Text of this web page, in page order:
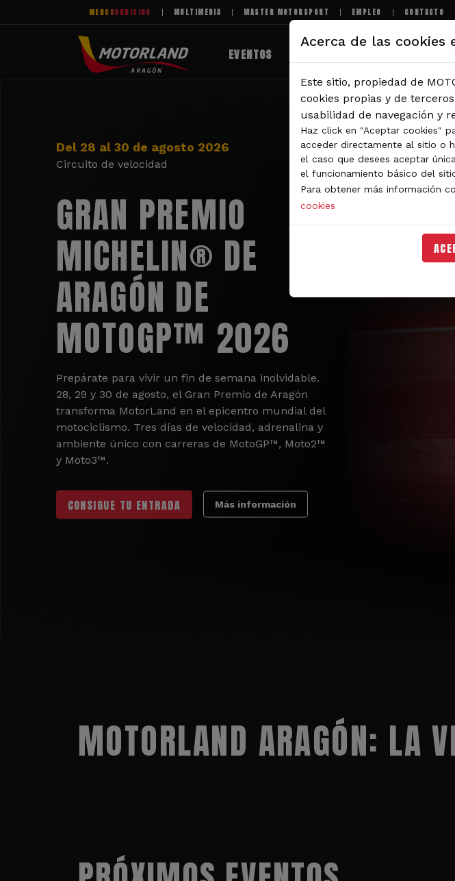
Pasar al contenido principal
MERCHANDISING MULTIMEDIA MASTER MOTORSPORT EMPLEO CONTACTO
EVENTOS
Del 28 al 30 de agosto 2026
Circuito de velocidad
GRAN PREMIO
MICHELIN® DE
ARAGÓN DE
MOTOGP™ 2026
Prepárate para vivir un fin de semana inolvidable.
28, 29 y 30 de agosto, el Gran Premio de Aragón
transforma MotorLand en el epicentro mundial del
motociclismo. Tres días de velocidad, adrenalina y
ambiente único con carreras de MotoGP™, Moto2™
y Moto3™.
CONSIGUE TU ENTRADA Más información
MOTORLAND ARAGÓN: LA
Acerca de las cookies
Este sitio, propiedad de
cookies propias y de
usabilidad de navegación y
Haz click en "Aceptar cookies"
acceder directamente al sitio o
el caso que desees aceptar
el funcionamiento básico del
Para obtener más información
cookies